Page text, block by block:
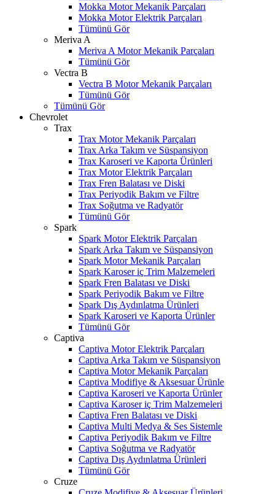
Mokka Motor Mekanik Parçaları
Mokka Motor Elektrik Parçaları
Tümünü Gör
Meriva A
Meriva A Motor Mekanik Parçaları
Tümünü Gör
Vectra B
Vectra B Motor Mekanik Parçaları
Tümünü Gör
Tümünü Gör
Chevrolet
Trax
Trax Motor Mekanik Parçaları
Trax Arka Takım ve Süspansiyon
Trax Karoseri ve Kaporta Ürünleri
Trax Motor Elektrik Parçaları
Trax Fren Balatası ve Diski
Trax Periyodik Bakım ve Filtre
Trax Soğutma ve Radyatör
Tümünü Gör
Spark
Spark Motor Elektrik Parçaları
Spark Arka Takım ve Süspansiyon
Spark Motor Mekanik Parçaları
Spark Karoser iç Trim Malzemeleri
Spark Fren Balatası ve Diski
Spark Periyodik Bakım ve Filtre
Spark Dış Aydınlatma Ürünleri
Spark Karoseri ve Kaporta Ürünler
Tümünü Gör
Captiva
Captiva Motor Elektrik Parçaları
Captiva Arka Takım ve Süspansiyon
Captiva Motor Mekanik Parçaları
Captiva Modifiye & Aksesuar Ürünle
Captiva Karoseri ve Kaporta Ürünler
Captiva Karoser iç Trim Malzemeleri
Captiva Fren Balatası ve Diski
Captiva Multi Medya & Ses Sistemle
Captiva Periyodik Bakım ve Filtre
Captiva Soğutma ve Radyatör
Captiva Dış Aydınlatma Ürünleri
Tümünü Gör
Cruze